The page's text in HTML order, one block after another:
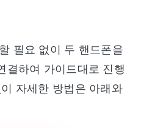
필요 없이 두 핸드폰을
결하여 가이드대로 진행
자세한 방법은 아래와